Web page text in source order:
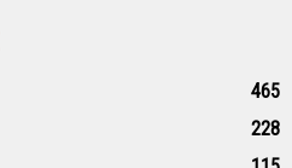
465
228